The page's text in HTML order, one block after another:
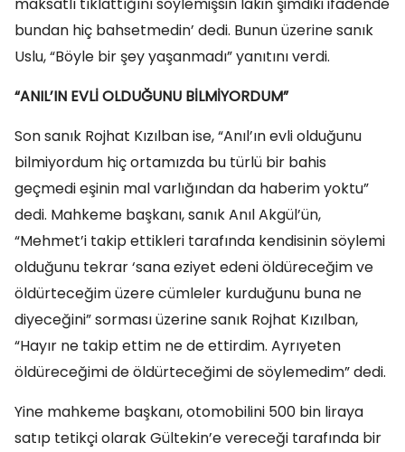
bundan hiç bahsetmedin’ dedi. Bunun üzerine sanık
Uslu, “Böyle bir şey yaşanmadı” yanıtını verdi.
“ANIL’IN EVLİ OLDUĞUNU BİLMİYORDUM”
Son sanık Rojhat Kızılban ise, “Anıl’ın evli olduğunu
bilmiyordum hiç ortamızda bu türlü bir bahis
geçmedi eşinin mal varlığından da haberim yoktu”
dedi. Mahkeme başkanı, sanık Anıl Akgül’ün,
“Mehmet’i takip ettikleri tarafında kendisinin söylemi
olduğunu tekrar ‘sana eziyet edeni öldüreceğim ve
öldürteceğim üzere cümleler kurduğunu buna ne
diyeceğini” sorması üzerine sanık Rojhat Kızılban,
“Hayır ne takip ettim ne de ettirdim. Ayrıyeten
öldüreceğimi de öldürteceğimi de söylemedim” dedi.
Yine mahkeme başkanı, otomobilini 500 bin liraya
satıp tetikçi olarak Gültekin’e vereceği tarafında bir